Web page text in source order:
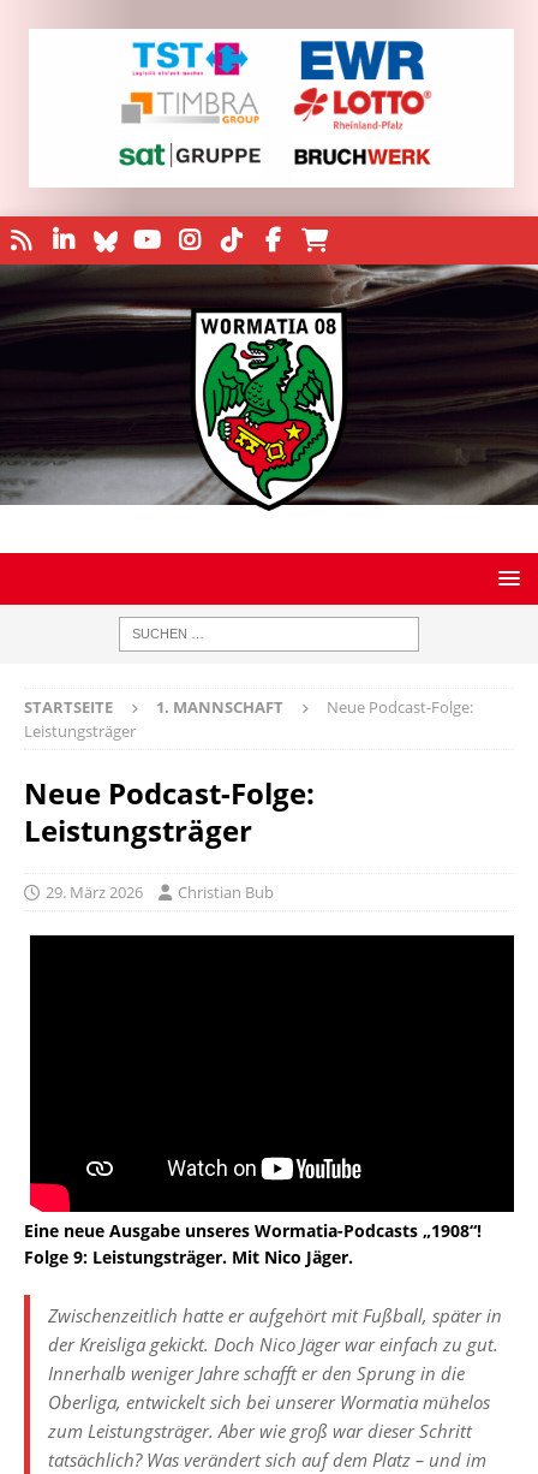
STARTSEITE 1. MANNSCHAFT
Neue Podcast-Folge:
Leistungsträger
Neue Podcast-Folge:
Leistungsträger
29. März 2026 Christian Bub
Eine neue Ausgabe unseres Wormatia-Podcasts „1908“!
Folge 9: Leistungsträger. Mit Nico Jäger.
Zwischenzeitlich hatte er aufgehört mit Fußball, später in
der Kreisliga gekickt. Doch Nico Jäger war einfach zu gut.
Innerhalb weniger Jahre schafft er den Sprung in die
Oberliga, entwickelt sich bei unserer Wormatia mühelos
zum Leistungsträger. Aber wie groß war dieser Schritt
tatsächlich? Was verändert sich auf dem Platz – und im